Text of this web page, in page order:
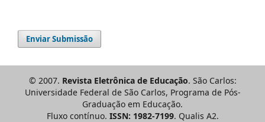
Enviar Submissão
© 2007. Revista Eletrônica de Educação. São Carlos:
Universidade Federal de São Carlos, Programa de Pós-
Graduação em Educação.
Fluxo contínuo. ISSN: 1982-7199. Qualis A2.